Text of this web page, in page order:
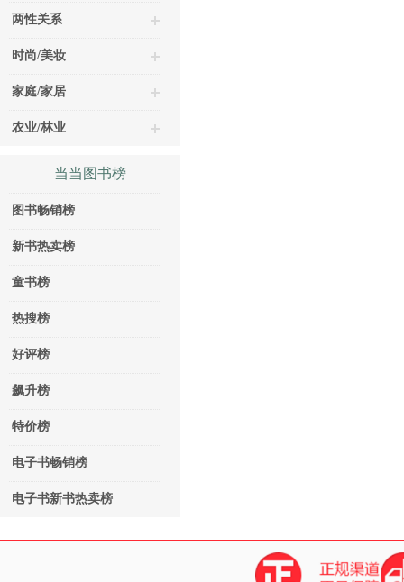
两性关系
时尚/美妆
家庭/家居
农业/林业
当当图书榜
图书畅销榜
新书热卖榜
童书榜
热搜榜
好评榜
飙升榜
特价榜
电子书畅销榜
电子书新书热卖榜